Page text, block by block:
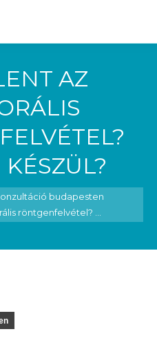
AZ
budapesten
röntgenfelvétel? ...